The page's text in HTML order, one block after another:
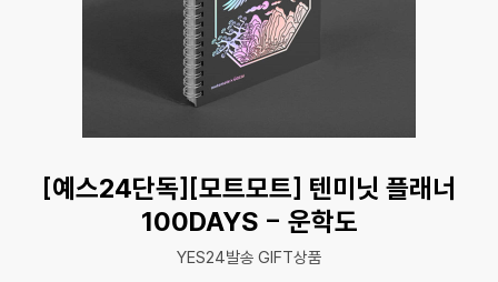
[예스24단독][모트모트] 텐미닛 플래너
100DAYS - 운학도
YES24발송 GIFT상품